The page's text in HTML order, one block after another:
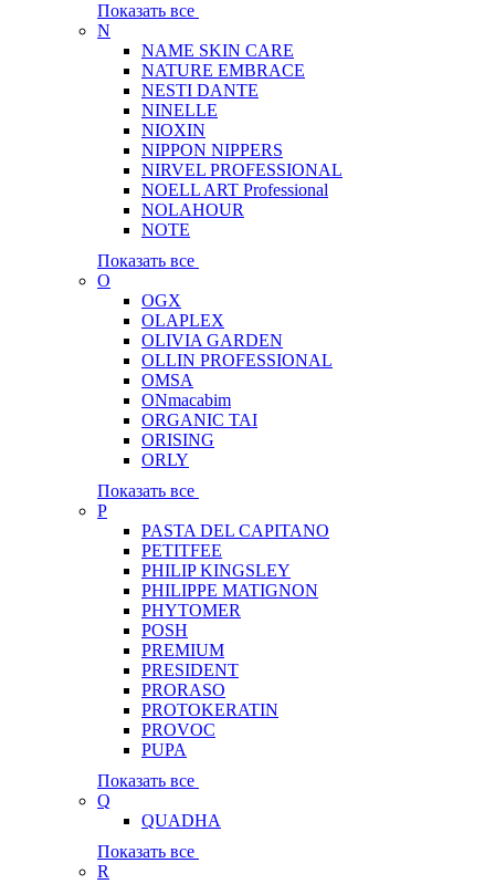
Показать все
N
NAME SKIN CARE
NATURE EMBRACE
NESTI DANTE
NINELLE
NIOXIN
NIPPON NIPPERS
NIRVEL PROFESSIONAL
NOELL ART Professional
NOLAHOUR
NOTE
Показать все
O
OGX
OLAPLEX
OLIVIA GARDEN
OLLIN PROFESSIONAL
OMSA
ONmacabim
ORGANIC TAI
ORISING
ORLY
Показать все
P
PASTA DEL CAPITANO
PETITFEE
PHILIP KINGSLEY
PHILIPPE MATIGNON
PHYTOMER
POSH
PREMIUM
PRESIDENT
PRORASO
PROTOKERATIN
PROVOC
PUPA
Показать все
Q
QUADHA
Показать все
R